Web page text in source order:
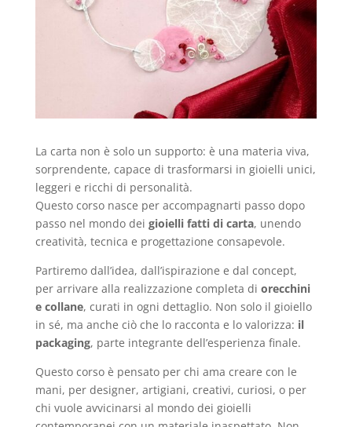
La carta non è solo un supporto: è una materia viva,
sorprendente, capace di trasformarsi in gioielli unici,
leggeri e ricchi di personalità.
Questo corso nasce per accompagnarti passo dopo
passo nel mondo dei gioielli fatti di carta, unendo
creatività, tecnica e progettazione consapevole.
Partiremo dall’idea, dall’ispirazione e dal concept,
per arrivare alla realizzazione completa di orecchini
e collane, curati in ogni dettaglio. Non solo il gioiello
in sé, ma anche ciò che lo racconta e lo valorizza: il
packaging, parte integrante dell’esperienza finale.
Questo corso è pensato per chi ama creare con le
mani, per designer, artigiani, creativi, curiosi, o per
chi vuole avvicinarsi al mondo dei gioielli